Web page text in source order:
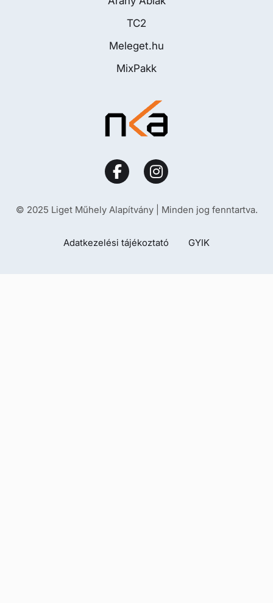
TC2
Meleget.hu
MixPakk
© 2025 Liget Műhely Alapítvány | Minden jog fenntartva.
Adatkezelési tájékoztató GYIK